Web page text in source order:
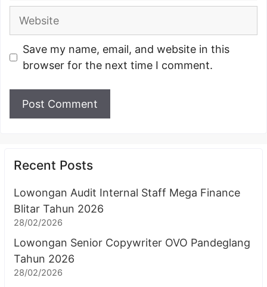
Website
Save my name, email, and website in this
browser for the next time I comment.
Recent Posts
Lowongan Audit Internal Staff Mega Finance
Blitar Tahun 2026
28/02/2026
Lowongan Senior Copywriter OVO Pandeglang
Tahun 2026
28/02/2026